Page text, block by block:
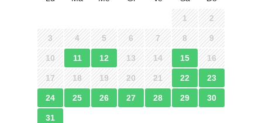
1 2
3 4 5 6 7 8 9
10 11 12 13 14 15 16
17 18 19 20 21 22 23
24 25 26 27 28 29 30
31